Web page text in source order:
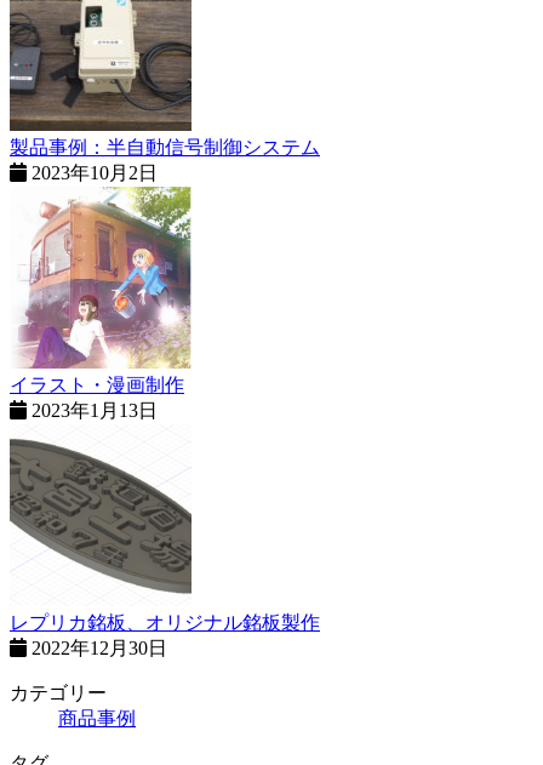
製品事例：半自動信号制御システム
2023年10月2日
イラスト・漫画制作
2023年1月13日
レプリカ銘板、オリジナル銘板製作
2022年12月30日
カテゴリー
商品事例